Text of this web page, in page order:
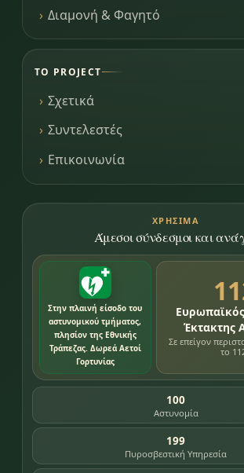
Διαμονή & Φαγητό
ΤΟ PROJECT
Σχετικά
Συντελεστές
Επικοινωνία
ΧΡΉΣΙΜΑ
Άμεσοι σύνδεσμοι και
Στην πλαινή είσοδο του
αστυνομικού τμήματος,
πλησίον της Εθνικής
Τράπεζας. Δωρεά Αετοί
Γορτυνίας
Έκτακτης
Σε επείγον
το
100
Αστυνομία
199
Πυροσβεστική Υπηρεσία